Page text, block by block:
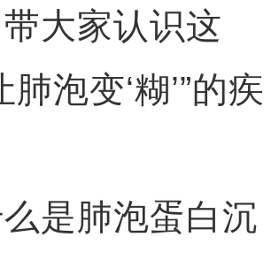
大家认识这
肺泡变‘糊’”的疾
肺泡蛋白沉